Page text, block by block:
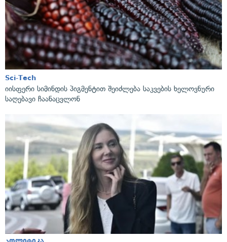
Sci-Tech
იისფერი სიმინდის პიგმენტით შეიძლება საკვების ხელოვნური
საღებავი ჩაანაცვლონ